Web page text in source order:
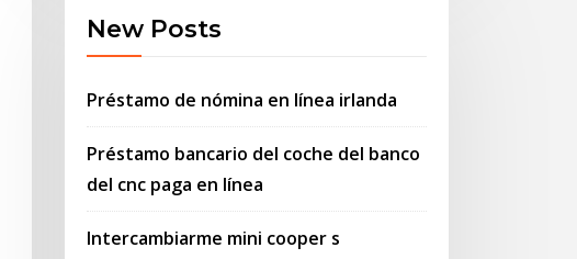
New Posts
Préstamo de nómina en línea irlanda
Préstamo bancario del coche del banco
del cnc paga en línea
Intercambiarme mini cooper s